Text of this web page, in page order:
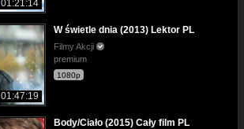
01:21:14
01:47:19
W świetle dnia (2013) Lektor PL
Filmy Akcji
premium
1080p
Body/Ciało (2015) Cały film PL